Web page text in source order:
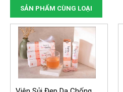
SẢN PHẨM CÙNG LOẠI